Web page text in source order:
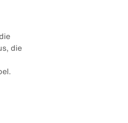
die